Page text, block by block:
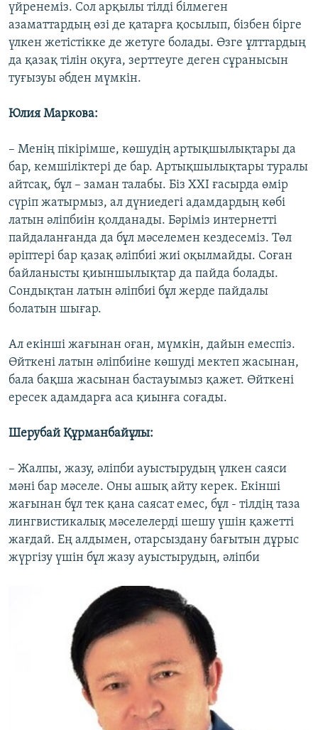
үйренеміз. Сол арқылы тілді білмеген
азаматтардың өзі де қатарға қосылып, бізбен бірге
үлкен жетістікке де жетуге болады. Өзге ұлттардың
да қазақ тілін оқуға, зерттеуге деген сұранысын
туғызуы әбден мүмкін.
Юлия Маркова:
– Менің пікірімше, көшудің артықшылықтары да
бар, кемшіліктері де бар. Артықшылықтары туралы
айтсақ, бұл – заман талабы. Біз ХХІ ғасырда өмір
сүріп жатырмыз, ал дүниедегі адамдардың көбі
латын әліпбиін қолданады. Бәріміз интернетті
пайдаланғанда да бұл мәселемен кездесеміз. Төл
әріптері бар қазақ әліпбиі жиі оқылмайды. Соған
байланысты қиыншылықтар да пайда болады.
Сондықтан латын әліпбиі бұл жерде пайдалы
болатын шығар.
Ал екінші жағынан оған, мүмкін, дайын емеспіз.
Өйткені латын әліпбиіне көшуді мектеп жасынан,
бала бақша жасынан бастауымыз қажет. Өйткені
ересек адамдарға аса қиынға соғады.
Шерубай Құрманбайұлы:
– Жалпы, жазу, әліпби ауыстырудың үлкен саяси
мәні бар мәселе. Оны ашық айту керек. Екінші
жағынан бұл тек қана саясат емес, бұл - тілдің таза
лингвистикалық мәселелерді шешу үшін қажетті
жағдай. Ең алдымен, отарсыздану бағытын дұрыс
жүргізу үшін бұл жазу ауыстырудың, әліпби